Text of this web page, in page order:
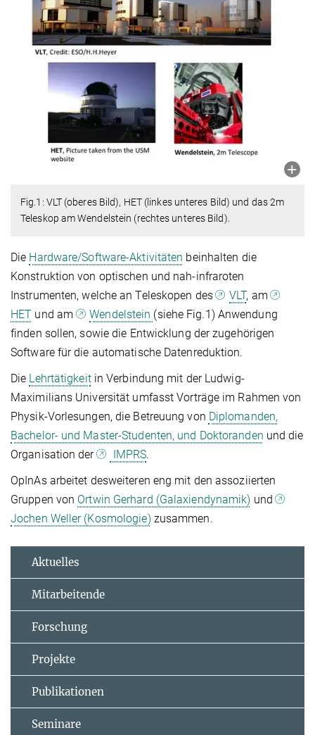
Fig.1: VLT (oberes Bild), HET (linkes unteres Bild) und das 2m
Teleskop am Wendelstein (rechtes unteres Bild).
Die Hardware/Software-Aktivitäten beinhalten die
Konstruktion von optischen und nah-infraroten
Instrumenten, welche an Teleskopen des
VLT, am
HET und am Wendelstein (siehe Fig.1) Anwendung
finden sollen, sowie die Entwicklung der zugehörigen
Software für die automatische Datenreduktion.
Die Lehrtätigkeitin Verbindung mit der Ludwig-
Maximilians Universität umfasst Vorträge im Rahmen von
Physik-Vorlesungen, die Betreuung von Diplomanden,
Bachelor- und Master-Studenten, und Doktoranden und die
Organisation der
IMPRS.
OpInAs arbeitet desweiteren eng mit den assoziierten
Gruppen von Ortwin Gerhard (Galaxiendynamik) und
Jochen Weller (Kosmologie) zusammen.
Aktuelles
Mitarbeitende
Forschung
Projekte
Publikationen
Seminare